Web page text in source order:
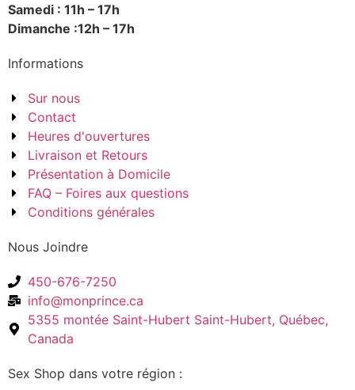
Samedi : 11h – 17h
Dimanche :12h – 17h
Informations
Sur nous
Contact
Heures d'ouvertures
Livraison et Retours
Présentation à Domicile
FAQ – Foires aux questions
Conditions générales
Nous Joindre
450-676-7250
info@monprince.ca
5355 montée Saint-Hubert Saint-Hubert, Québec,
Canada
Sex Shop dans votre région :